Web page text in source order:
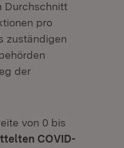
Durchschnitt
pro
zuständigen
der
von 0 bis
COVID-